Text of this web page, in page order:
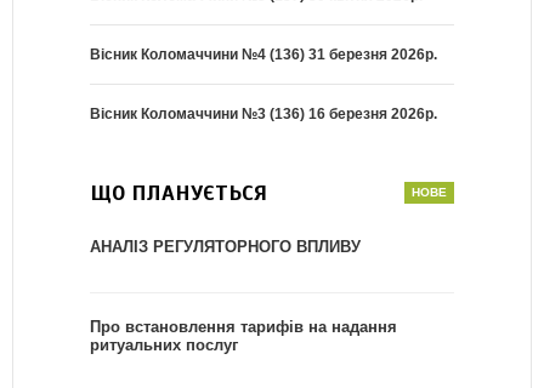
Вісник Коломаччини №4 (136) 31 березня 2026р.
Вісник Коломаччини №3 (136) 16 березня 2026р.
ЩО ПЛАНУЄТЬСЯ
АНАЛІЗ РЕГУЛЯТОРНОГО ВПЛИВУ
Про встановлення тарифів на надання
ритуальних послуг